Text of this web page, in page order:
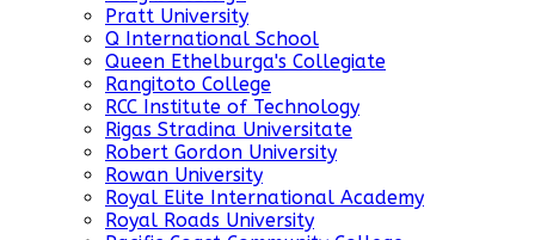
Pratt University
Q International School
Queen Ethelburga's Collegiate
Rangitoto College
RCC Institute of Technology
Rigas Stradina Universitate
Robert Gordon University
Rowan University
Royal Elite International Academy
Royal Roads University